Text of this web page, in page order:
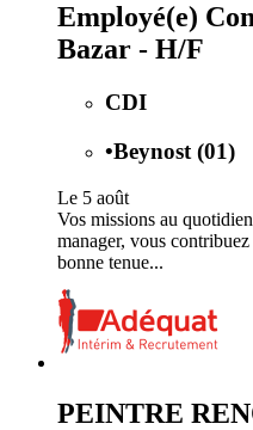
Employé(e)
Bazar - H/F
CDI
•Beynost (01)
Le 5 août
Vos missions au
manager, vous
bonne tenue...
PEINTRE